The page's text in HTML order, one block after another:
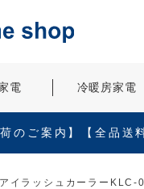
電 冷暖房家電
荷のご案内】【全品送
イラッシュカーラーKLC-